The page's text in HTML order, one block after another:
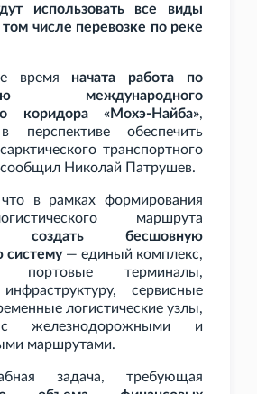
использовать все виды
том числе перевозке по реке
время начата работа по
международного
коридора «Мохэ-Найба»,
перспективе обеспечить
транспортного
Николай Патрушев.
в рамках формирования
маршрута
создать бесшовную
систему— единый комплекс,
портовые терминалы,
сервисные
логистические узлы,
с железнодорожными и
маршрутами.
задача, требующая